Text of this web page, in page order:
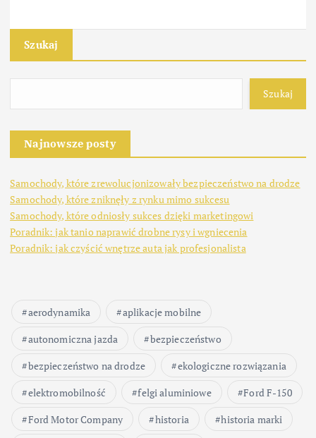
Szukaj
Szukaj
Najnowsze posty
Samochody, które zrewolucjonizowały bezpieczeństwo na drodze
Samochody, które zniknęły z rynku mimo sukcesu
Samochody, które odniosły sukces dzięki marketingowi
Poradnik: jak tanio naprawić drobne rysy i wgniecenia
Poradnik: jak czyścić wnętrze auta jak profesjonalista
aerodynamika
aplikacje mobilne
autonomiczna jazda
bezpieczeństwo
bezpieczeństwo na drodze
ekologiczne rozwiązania
elektromobilność
felgi aluminiowe
Ford F-150
Ford Motor Company
historia
historia marki